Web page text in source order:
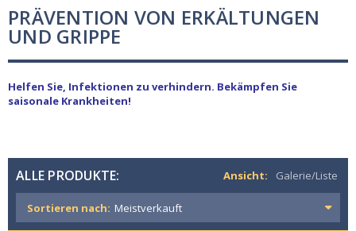
PRÄVENTION VON ERKÄLTUNGEN
UND GRIPPE
Helfen Sie, Infektionen zu verhindern. Bekämpfen Sie
saisonale Krankheiten!
ALLE PRODUKTE: Ansicht: Galerie/Liste
Sortieren nach: